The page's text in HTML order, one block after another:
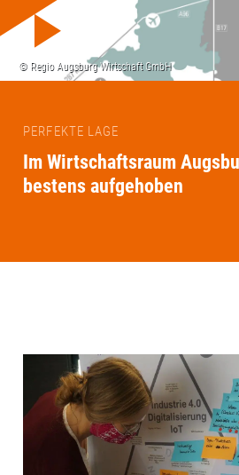
PERFEKTE LAGE
Im Wirtschaftsraum
bestens aufgehoben